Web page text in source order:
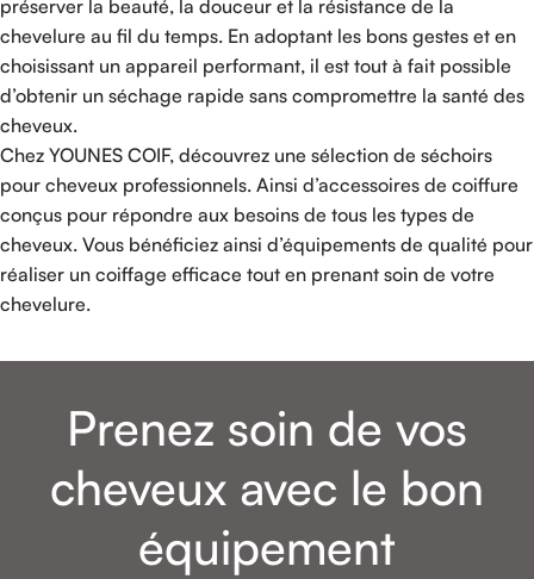
préserver la beauté, la douceur et la résistance de la
chevelure au fil du temps. En adoptant les bons gestes et en
choisissant un appareil performant, il est tout à fait possible
d’obtenir un séchage rapide sans compromettre la santé des
cheveux.
Chez YOUNES COIF, découvrez une sélection de séchoirs
pour cheveux professionnels. Ainsi d’accessoires de coiffure
conçus pour répondre aux besoins de tous les types de
cheveux. Vous bénéficiez ainsi d’équipements de qualité pour
réaliser un coiffage efficace tout en prenant soin de votre
chevelure.
Prenez soin de vos
cheveux avec le bon
équipement